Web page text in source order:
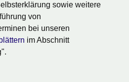
sowie weitere
von
bei unseren
im Abschnitt